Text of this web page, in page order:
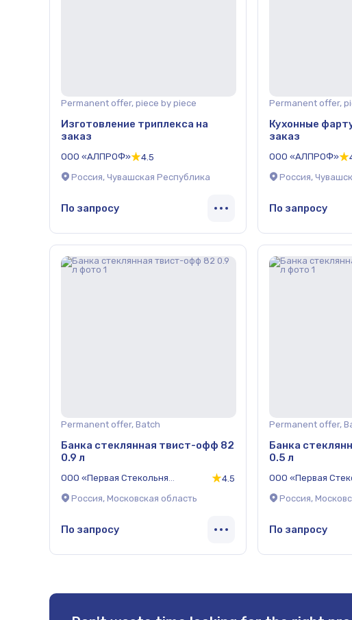
Permanent offer, piece by piece
Изготовление триплекса на
заказ
ООО «АЛПРОФ»
4.5
Россия, Чувашская Республика
По запросу
Permanent offer,
Кухонные
заказ
ООО «АЛПРОФ»
Россия,
По запросу
Permanent offer, Batch
Банка стеклянная твист-офф 82
0.9 л
ООО «Первая Стекольня
4.5
Россия, Московская область
По запросу
Permanent offer,
Банка
0.5 л
ООО «Первая
Россия,
По запросу